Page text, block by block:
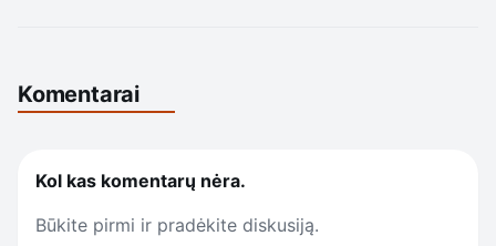
Komentarai
Kol kas komentarų nėra.
Būkite pirmi ir pradėkite diskusiją.